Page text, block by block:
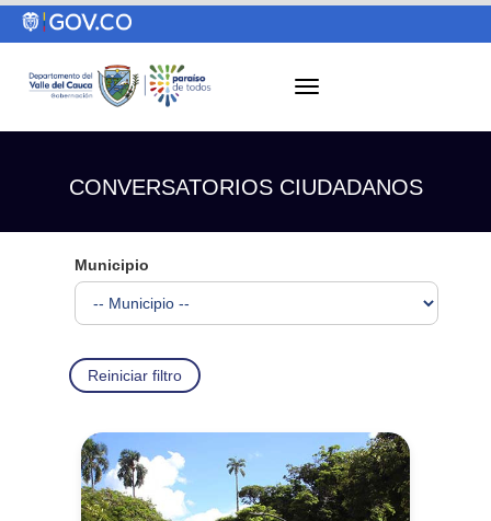
CONVERSATORIOS CIUDADANOS
Municipio
Reiniciar filtro